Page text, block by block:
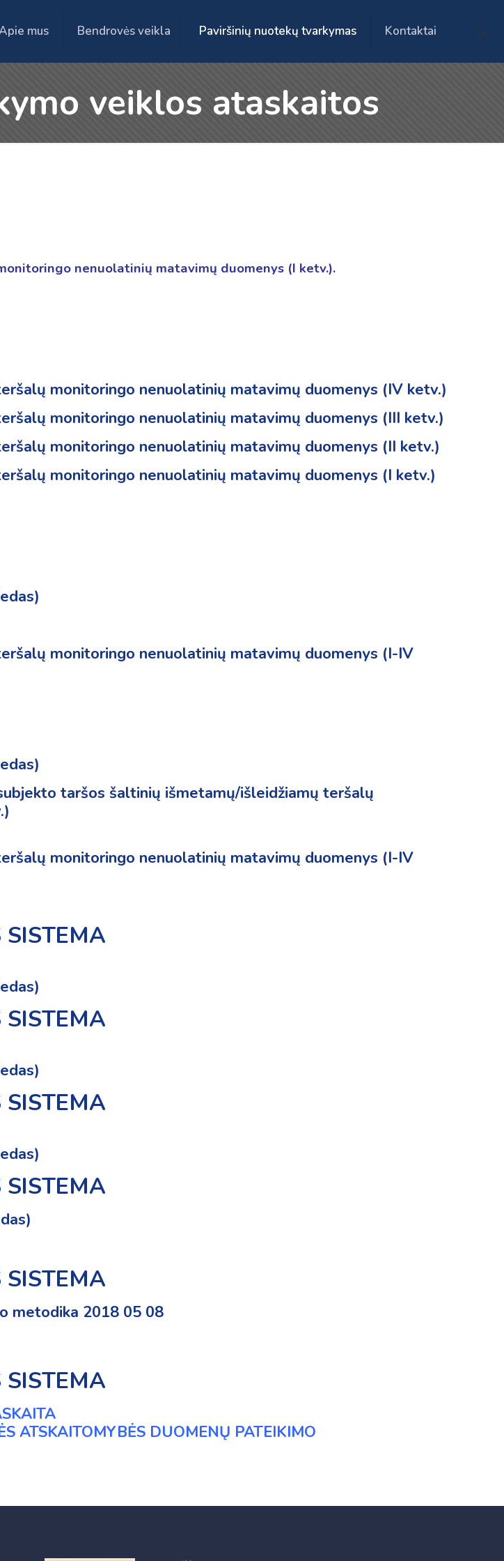
mus Bendrovės veikla Paviršinių nuotekų tvarkymas Kontaktai
veiklos ataskaitos
nenuolatinių matavimų duomenys (I ketv.).
monitoringo nenuolatinių matavimų duomenys (IV ketv.)
monitoringo nenuolatinių matavimų duomenys (III ketv.)
monitoringo nenuolatinių matavimų duomenys (II ketv.)
monitoringo nenuolatinių matavimų duomenys (I ketv.)
monitoringo nenuolatinių matavimų duomenys (I-IV
taršos šaltinių išmetamų/išleidžiamų teršalų
monitoringo nenuolatinių matavimų duomenys (I-IV
)
metodika 2018 05 08
ATSKAITOMYBĖS DUOMENŲ PATEIKIMO